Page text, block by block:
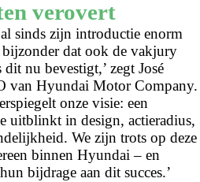
verovert
sinds zijn introductie enorm
dat ook de vakjury
nu bevestigt,’ zegt José
van Hyundai Motor Company.
onze visie: een
uitblinkt in design, actieradius,
We zijn trots op deze
binnen Hyundai – en
bijdrage aan dit succes.’